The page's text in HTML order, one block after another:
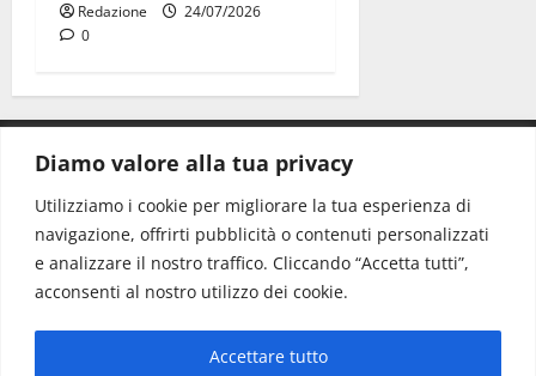
Diamo valore alla tua privacy
Utilizziamo i cookie per migliorare la tua esperienza di
navigazione, offrirti pubblicità o contenuti personalizzati
e analizzare il nostro traffico. Cliccando “Accetta tutti”,
acconsenti al nostro utilizzo dei cookie.
Accettare tutto
Redazione
24/07/2026
0
CONTATTI.
Redazione: redazione@www.martinasera.it
Direttore:direttore@www.martinasera.it
Info & Commerciale:info@www.martinasera.it